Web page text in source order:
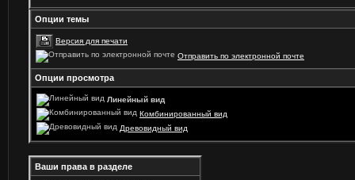
Опции темы
Версия для печати
Отправить по электронной почте
Опции просмотра
Линейный вид
Комбинированный вид
Древовидный вид
Ваши права в разделе